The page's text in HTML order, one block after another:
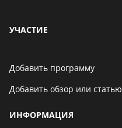
УЧАСТИЕ
Добавить программу
Добавить обзор или статью
ИНФОРМАЦИЯ